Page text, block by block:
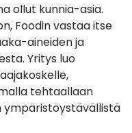
ollut kunnia-asia.
Foodin vastaa itse
aineiden ja
Yritys luo
tehtaallaan
ympäristöystävällistä